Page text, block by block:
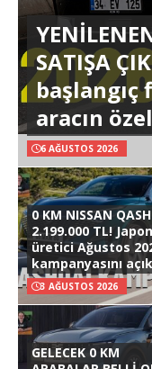
SATIŞA
başlangıç
aracın
6 AĞUSTOS 2026
0 KM NISSAN
2.199.000 TL! Japon
üretici Ağustos
kampanyasını
3 AĞUSTOS 2026
GELECEK 0 KM